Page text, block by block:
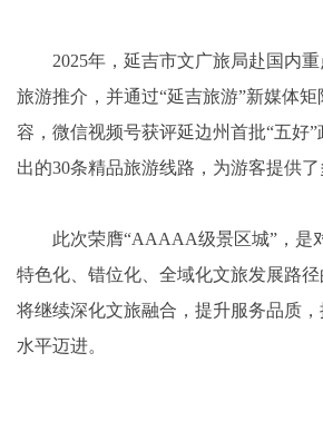
2025年，延吉市文广旅局赴国内重
旅游推介，并通过“延吉旅游”新媒体
容，微信视频号获评延边州首批“五好
出的30条精品旅游线路，为游客提供了
此次荣膺“AAAAA级景区城”，是
特色化、错位化、全域化文旅发展路
将继续深化文旅融合，提升服务品质
水平迈进。